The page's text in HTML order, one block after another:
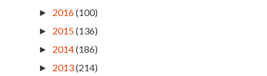
► 2016(100)
► 2015(136)
► 2014(186)
► 2013(214)